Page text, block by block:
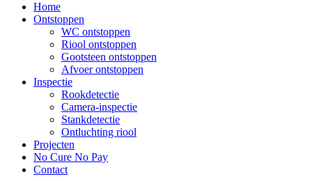
Home
Ontstoppen
WC ontstoppen
Riool ontstoppen
Gootsteen ontstoppen
Afvoer ontstoppen
Inspectie
Rookdetectie
Camera-inspectie
Stankdetectie
Ontluchting riool
Projecten
No Cure No Pay
Contact